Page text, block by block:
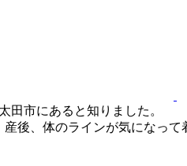
田市にあると知りました。
後、体のラインが気になっ